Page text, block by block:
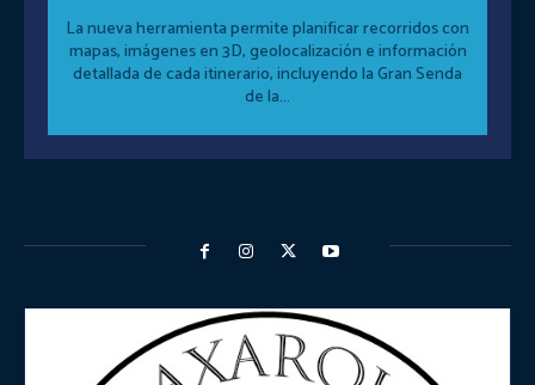
La nueva herramienta permite planificar recorridos con
mapas, imágenes en 3D, geolocalización e información
detallada de cada itinerario, incluyendo la Gran Senda
de la...